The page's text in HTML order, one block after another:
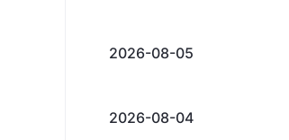
2026-08-05
2026-08-04